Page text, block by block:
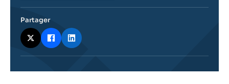
Partager